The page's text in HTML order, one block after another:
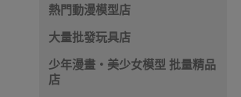
熱門動漫模型店
大量批發玩具店
少年漫畫・美少女模型 批量精品
店